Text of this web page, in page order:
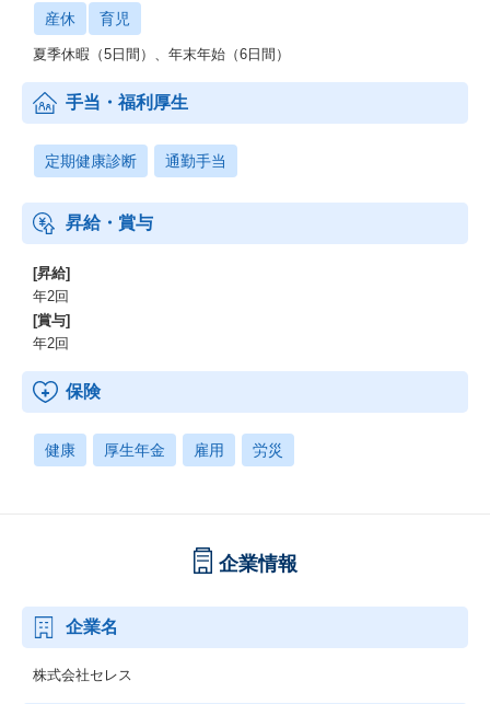
産休 育児
夏季休暇（5日間）、年末年始（6日間）
手当・福利厚生
定期健康診断 通勤手当
昇給・賞与
[昇給]
年2回
[賞与]
年2回
保険
健康 厚生年金 雇用 労災
企業情報
企業名
株式会社セレス